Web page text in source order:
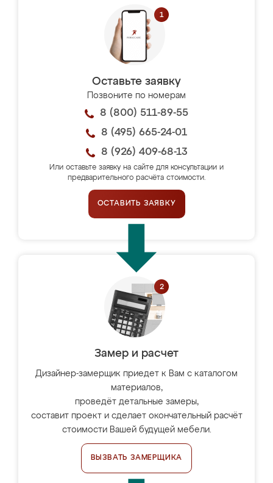
Оставьте заявку
Позвоните по номерам
8 (800) 511-89-55
8 (495) 665-24-01
8 (926) 409-68-13
Или оставьте заявку на сайте для консультации и
предварительного расчёта стоимости.
ОСТАВИТЬ ЗАЯВКУ
Замер и расчет
Дизайнер-замерщик приедет к Вам с каталогом
материалов,
проведёт детальные замеры,
составит проект и сделает окончательный расчёт
стоимости Вашей будущей мебели.
ВЫЗВАТЬ ЗАМЕРЩИКА